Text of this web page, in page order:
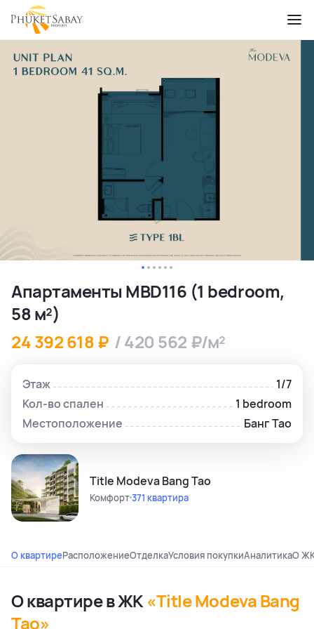
Апартаменты MBD116 (1 bedroom,
58 м²)
24 392 618 ₽ / 420 562 ₽/м²
Этаж
1/7
Кол-во спален
1 bedroom
Местоположение
Банг Тао
Title Modeva Bang Tao
Комфорт371 квартира
О квартиреРасположениеОтделкаУсловия покупкиАналитикаО
О квартире в ЖК «Title Modeva Bang
Tao»